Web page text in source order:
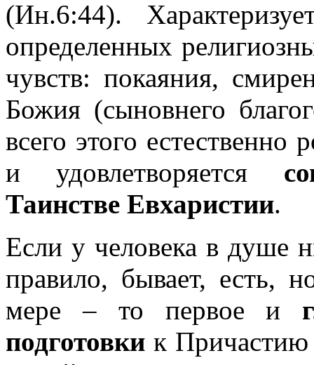
(Ин.6:44).
определенных
чувств: покаяния,
Божия (сыновнего
всего этого естественно
и удовлетворяется
Таинстве Евхаристии.
Если у человека в душе
правило, бывает, есть,
мере – то первое и
подготовки к Причастию